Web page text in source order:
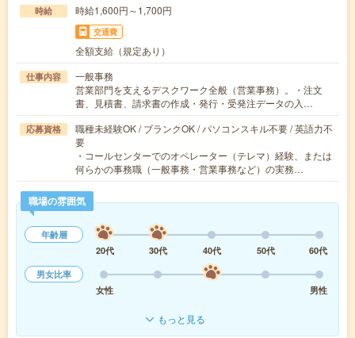
時給 時給1,600円～1,700円
交通費
全額支給（規定あり）
仕事内容
一般事務
営業部門を支えるデスクワーク全般（営業事務）。・注文
書、見積書、請求書の作成・発行・受発注データの入…
応募資格
職種未経験OK / ブランクOK / パソコンスキル不要 / 英語力不
要
・コールセンターでのオペレーター（テレマ）経験、または
何らかの事務職（一般事務・営業事務など）の実務…
職場の雰囲気
年齢層
20代
30代 40代 50代
60代
男女比率
女性
男性
もっと見る